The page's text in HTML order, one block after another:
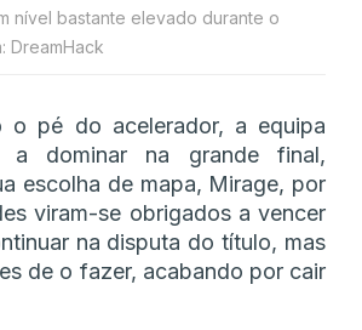
nível bastante elevado durante o
DreamHack
o pé do acelerador, a equipa
a dominar na grande final,
escolha de mapa, Mirage, por
viram-se obrigados a vencer
na disputa do título, mas
de o fazer, acabando por cair